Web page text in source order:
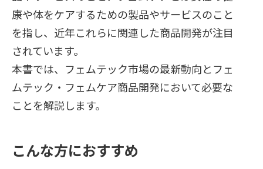
康や体をケアするための製品やサービスのこと
を指し、近年これらに関連した商品開発が注目
されています。
本書では、フェムテック市場の最新動向とフェ
ムテック・フェムケア商品開発において必要な
ことを解説します。
こんな方におすすめ